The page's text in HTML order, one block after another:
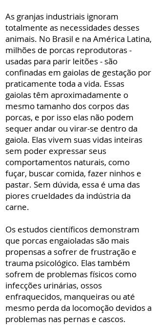
As granjas industriais ignoram
totalmente as necessidades desses
animais. No Brasil e na América Latina,
milhões de porcas reprodutoras -
usadas para parir leitões - são
confinadas em gaiolas de gestação por
praticamente toda a vida. Essas
gaiolas têm aproximadamente o
mesmo tamanho dos corpos das
porcas, e por isso elas não podem
sequer andar ou virar-se dentro da
gaiola. Elas vivem suas vidas inteiras
sem poder expressar seus
comportamentos naturais, como
fuçar, buscar comida, fazer ninhos e
pastar. Sem dúvida, essa é uma das
piores crueldades da indústria da
carne.
Os estudos científicos demonstram
que porcas engaioladas são mais
propensas a sofrer de frustração e
trauma psicológico. Elas também
sofrem de problemas físicos como
infecções urinárias, ossos
enfraquecidos, manqueiras ou até
mesmo perda da locomoção devidos a
problemas nas pernas e cascos.